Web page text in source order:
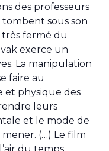
des professeurs
tombent sous son
fermé du
exerce un
La manipulation
faire au
et physique des
leurs
et le mode de
mener. (…) Le film
du temps,